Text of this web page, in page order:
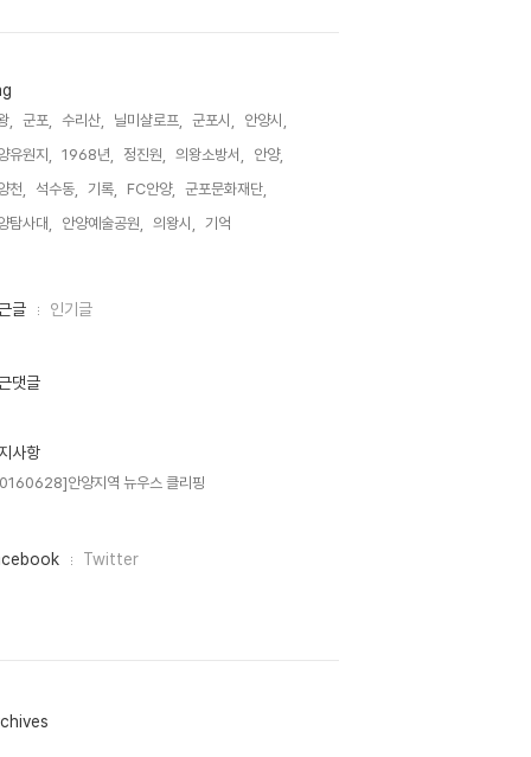
, 군포, 수리산, 닐미샬로프, 군포시,
안양시,
유원지,
1968년, 정진원, 의왕소방서,
안양,
천,
석수동, 기록, FC안양,
군포문화재단,
탐사대,
안양예술공원, 의왕시, 기억,
글 인기글
댓글
사항
안양지역 뉴우스 클리핑
Twitter